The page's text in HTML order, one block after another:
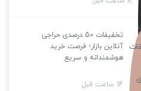
تخفیفات 50 درصدی حراجی
آنلاین بازار؛ فرصت خرید
هوشمندانه و سریع
14 ساعت قبل